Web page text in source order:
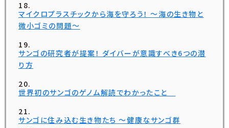
マイクロプラスチックから海を守ろう！ ～海の生き物と
微小ゴミの問題～
サンゴの研究者が提案！ ダイバーが意識すべき6つの潜
り方
世界初のサンゴのゲノム解読でわかったこと
サンゴに住み込む生き物たち ～健康なサンゴ群